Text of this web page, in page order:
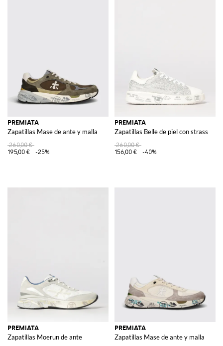
PREMIATA
Zapatillas Mase de ante y malla
260,00 €
195,00 €
-25%
PREMIATA
Zapatillas Belle de piel con strass
260,00 €
156,00 €
-40%
PREMIATA
Zapatillas Moerun de ante
PREMIATA
Zapatillas Mase de ante y malla